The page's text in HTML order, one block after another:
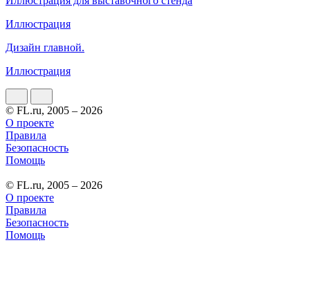
Иллюстрация
Дизайн главной.
Иллюстрация
© FL.ru, 2005 – 2026
О проекте
Правила
Безопасность
Помощь
© FL.ru, 2005 – 2026
О проекте
Правила
Безопасность
Помощь